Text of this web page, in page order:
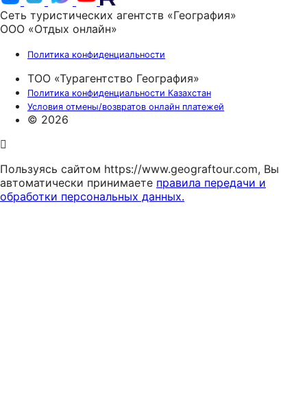
Сеть туристических агентств «География»
ООО «Отдых онлайн»
Политика конфиденциальности
ТОО «Турагентство География»
Политика конфиденциальности Казахстан
Условия отмены/возвратов онлайн платежей
© 2026
Пользуясь сайтом https://www.geograftour.com, Вы
автоматически принимаете правила передачи и
обработки персональных данных.